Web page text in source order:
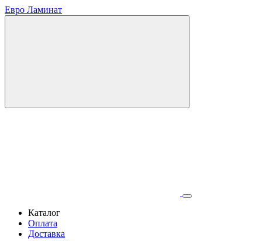
Евро Ламинат
Каталог
Оплата
Доставка